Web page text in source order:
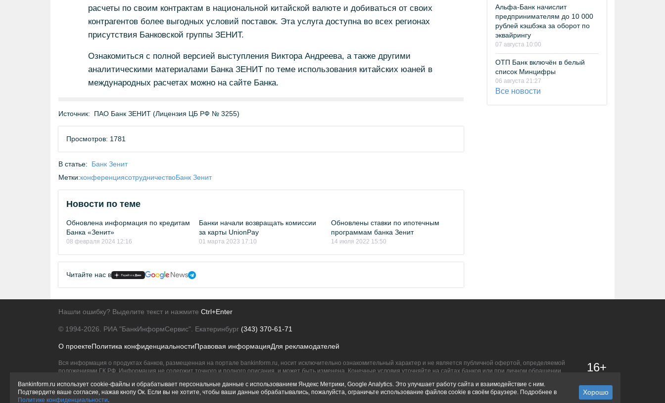
расчеты по своим контрактам в национальной китайской валюте и добиваться от своих
контрагентов более выгодных условий поставок. Эта услуга доступна во всех регионах
присутствия Банковской группы ЗЕНИТ.
Ознакомиться с полной версией выступления Виктора Андреева, а также другими
аналитическими материалами Банка ЗЕНИТ по теме использования китайских юаней в
международных расчетах можно на сайте Банка.
Источник: ПАО Банк ЗЕНИТ (Лицензия ЦБ РФ № 3255)
Просмотров: 1781
В статье:
Банк Зенит
Метки:конференциясотрудничествоБанк Зенит
Новости по теме
Обновлена информация по кредитам
Банка «Зенит»
08 февраля 2024 12:16
Банки начали возвращать комиссии
за карты UnionPay
01 марта 2023 17:10
Обновлены ставки по ипотечным
программам банка Зенит
14 июля 2022 15:50
Читайте нас в
Альфа-Банк начислит
предпринимателям до 10 000
рублей кэшбэка за оборот по
эквайрингу
07 августа 10:00
ОТП Банк включён в белый
список Минцифры
06 августа 21:27
Все новости
Нашли ошибку? Выделите текст и нажмите Ctrl+Enter
© 1994-2026. РИА "БанкИнформСервис". Екатеринбург (343) 370-61-71
О проектеПолитика конфиденциальностиПравовая информацияДля рекламодателей
Вся информация о продуктах банков, размещенная на портале bankinform.ru, носит исключительно ознакомительный характер и не является публичной офертой, определяемой
положениями ГК РФ. Информация не содержит точного и полного описания, и может быть изменена. Конечные условия уточняйте на сайтах банков или при личном обращении.
16+
Bankinform.ru использует cookie-файлы и обрабатывает персональные данные с использованием Яндекс Метрики, Google Analytics. Это улучшает работу сайта и взаимодействие с ним.
Подтвердите ваше согласие, нажав кнопу Ок. Если вы не хотите, чтобы ваши данные обрабатывались, пожалуйста, ограничьте использование файлов cookie в своём браузере. Подробнее в
Политике конфиденциальности.